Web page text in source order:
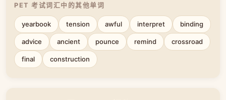
PET 考试词汇中的其他单词
yearbook tension awful interpret binding
advice ancient pounce remind crossroad
final construction